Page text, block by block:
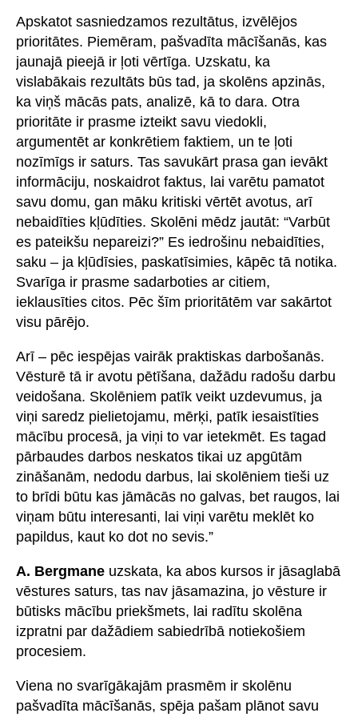
Apskatot sasniedzamos rezultātus, izvēlējos
prioritātes. Piemēram, pašvadīta mācīšanās, kas
jaunajā pieejā ir ļoti vērtīga. Uzskatu, ka
vislabākais rezultāts būs tad, ja skolēns apzinās,
ka viņš mācās pats, analizē, kā to dara. Otra
prioritāte ir prasme izteikt savu viedokli,
argumentēt ar konkrētiem faktiem, un te ļoti
nozīmīgs ir saturs. Tas savukārt prasa gan ievākt
informāciju, noskaidrot faktus, lai varētu pamatot
savu domu, gan māku kritiski vērtēt avotus, arī
nebaidīties kļūdīties. Skolēni mēdz jautāt: “Varbūt
es pateikšu nepareizi?” Es iedrošinu nebaidīties,
saku – ja kļūdīsies, paskatīsimies, kāpēc tā notika.
Svarīga ir prasme sadarboties ar citiem,
ieklausīties citos. Pēc šīm prioritātēm var sakārtot
visu pārējo.
Arī – pēc iespējas vairāk praktiskas darbošanās.
Vēsturē tā ir avotu pētīšana, dažādu radošu darbu
veidošana. Skolēniem patīk veikt uzdevumus, ja
viņi saredz pielietojamu, mērķi, patīk iesaistīties
mācību procesā, ja viņi to var ietekmēt. Es tagad
pārbaudes darbos neskatos tikai uz apgūtām
zināšanām, nedodu darbus, lai skolēniem tieši uz
to brīdi būtu kas jāmācās no galvas, bet raugos, lai
viņam būtu interesanti, lai viņi varētu meklēt ko
papildus, kaut ko dot no sevis.”
A. Bergmane uzskata, ka abos kursos ir jāsaglabā
vēstures saturs, tas nav jāsamazina, jo vēsture ir
būtisks mācību priekšmets, lai radītu skolēna
izpratni par dažādiem sabiedrībā notiekošiem
procesiem.
Viena no svarīgākajām prasmēm ir skolēnu
pašvadīta mācīšanās, spēja pašam plānot savu